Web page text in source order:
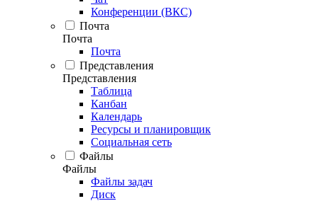
Конференции (ВКС)
Почта
Почта
Почта
Представления
Представления
Таблица
Канбан
Календарь
Ресурсы и планировщик
Социальная сеть
Файлы
Файлы
Файлы задач
Диск